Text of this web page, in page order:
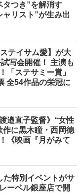
タつき”を解消す
ャリスト”が生み出
テイサム愛】が大
写会開催！ 主演も
「ステサミー賞」
全54作品の栄冠に
邉直子監督》“女性
作に黒木瞳・西岡德
《映画『月がみて
た特別イベントがサ
ーベル銀座店で開